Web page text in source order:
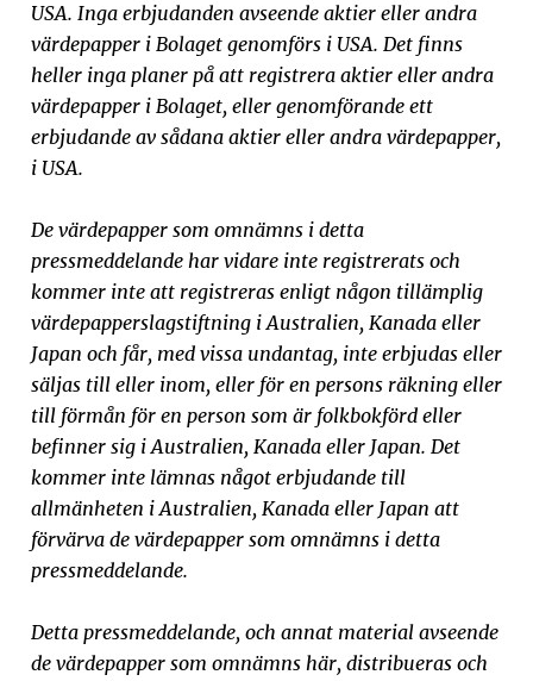
USA. Inga erbjudanden avseende aktier eller andra
värdepapper i Bolaget genomförs i USA. Det finns
heller inga planer på att registrera aktier eller andra
värdepapper i Bolaget, eller genomförande ett
erbjudande av sådana aktier eller andra värdepapper,
i USA.
De värdepapper som omnämns i detta
pressmeddelande har vidare inte registrerats och
kommer inte att registreras enligt någon tillämplig
värdepapperslagstiftning i Australien, Kanada eller
Japan och får, med vissa undantag, inte erbjudas eller
säljas till eller inom, eller för en persons räkning eller
till förmån för en person som är folkbokförd eller
befinner sig i Australien, Kanada eller Japan. Det
kommer inte lämnas något erbjudande till
allmänheten i Australien, Kanada eller Japan att
förvärva de värdepapper som omnämns i detta
pressmeddelande.
Detta pressmeddelande, och annat material avseende
de värdepapper som omnämns här, distribueras och